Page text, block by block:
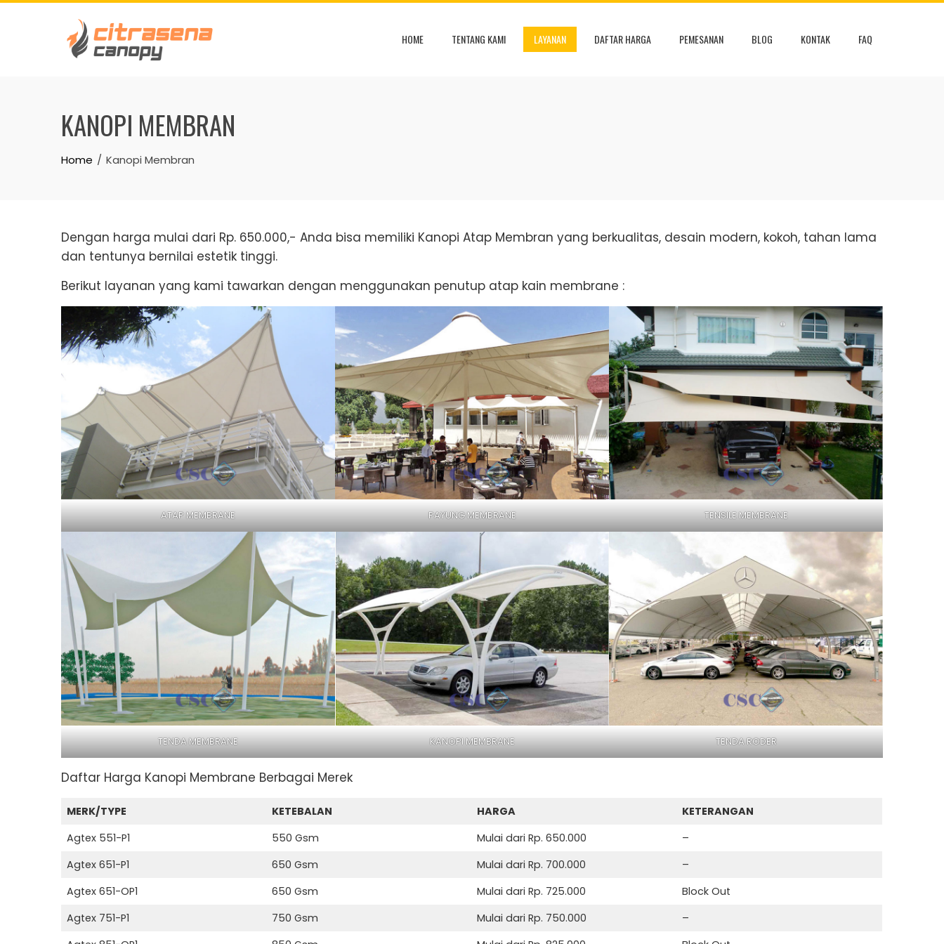
Skip
HOME TENTANG KAMI LAYANAN DAFTAR HARGA PEMESANAN BLOG KONTAK FAQ
KANOPI MEMBRAN
Home Kanopi Membran
Dengan harga mulai dari Rp. 650.000,- Anda bisa memiliki Kanopi Atap Membran yang berkualitas, desain modern, kokoh, tahan lama
dan tentunya bernilai estetik tinggi.
Berikut layanan yang kami tawarkan dengan menggunakan penutup atap kain membrane :
ATAP MEMBRANE PAYUNG MEMBRANE TENSILE MEMBRANE
TENDA MEMBRANE KANOPI MEMBRANE TENDA RODER
Daftar Harga Kanopi Membrane Berbagai Merek
MERK/TYPE KETEBALAN HARGA
KETERANGAN
Agtex 551-P1
550 Gsm Mulai dari Rp. 650.000
–
Agtex 651-P1
650 Gsm Mulai dari Rp. 700.000
–
Agtex 651-OP1
650 Gsm Mulai dari Rp. 725.000
Block Out
Agtex 751-P1
750 Gsm Mulai dari Rp. 750.000
–